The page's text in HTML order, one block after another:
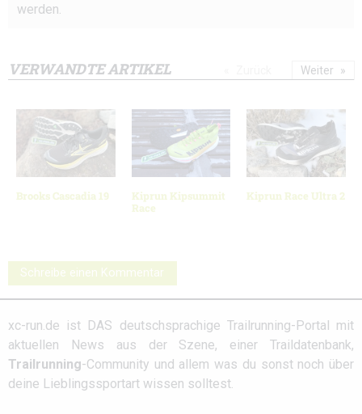
werden.
VERWANDTE ARTIKEL
Brooks Cascadia 19
Kiprun Kipsummit
Race
Kiprun Race Ultra 2
Weiter
Schreibe einen Kommentar
xc-run.de ist DAS deutschsprachige Trailrunning-Portal mit
aktuellen News aus der Szene, einer Traildatenbank,
Trailrunning-Community und allem was du sonst noch über
deine Lieblingssportart wissen solltest.